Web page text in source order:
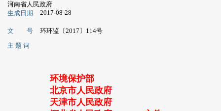
河南省人民政府
生成日期
2017-08-28
文 号
环环监〔2017〕114号
主 题 词
环境保护部
北京市人民政府
天津市人民政府